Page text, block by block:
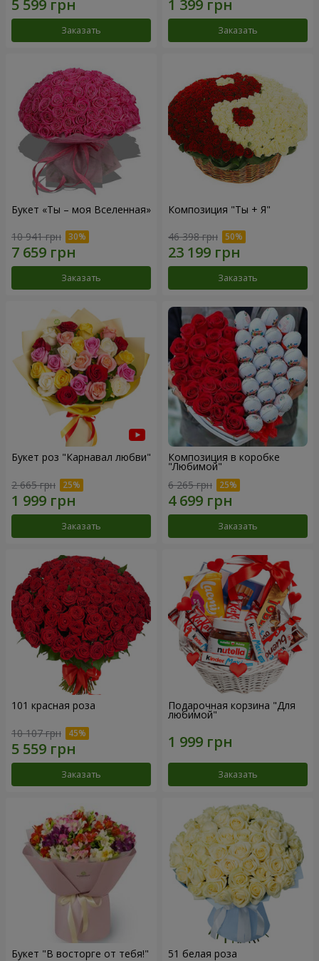
Заказать Заказать
Букет «Ты – моя Вселенная»
10 941 грн
Заказать
Композиция "Ты + Я"
46 398 грн
Заказать
Букет роз "Карнавал любви"
2 665 грн
Заказать
Композиция в коробке
"Любимой"
6 265 грн
Заказать
101 красная роза
10 107 грн
Заказать
Подарочная корзина "Для
любимой"
Заказать
Букет "В восторге от тебя!" 51 белая роза